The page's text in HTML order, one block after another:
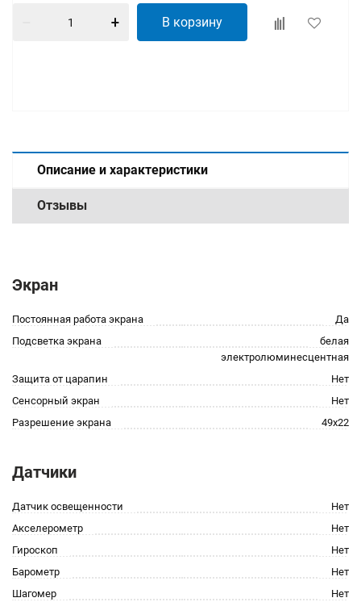
В корзину
Описание и характеристики
Отзывы
Экран
Постоянная работа экрана
Да
Подсветка экрана
белая
электролюминесцентная
Защита от царапин
Нет
Сенсорный экран
Нет
Разрешение экрана
49x22
Датчики
Датчик освещенности
Нет
Акселерометр
Нет
Гироскоп
Нет
Барометр
Нет
Шагомер
Нет